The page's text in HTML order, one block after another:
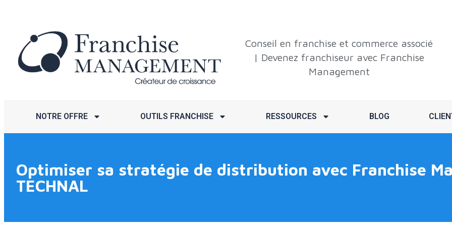
Conseil en franchise et commerce associé
| Devenez franchiseur avec Franchise
Management
NOTRE OFFRE OUTILS FRANCHISE RESSOURCES BLOG
Optimiser sa stratégie de distribution avec Franchise
TECHNAL